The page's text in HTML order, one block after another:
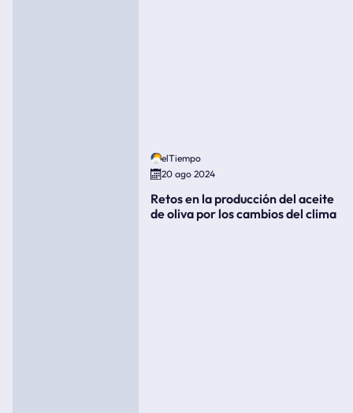
elTiempo
20 ago 2024
Retos en la producción del aceite
de oliva por los cambios del clima